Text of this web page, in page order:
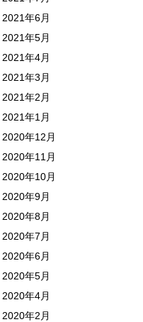
2021年6月
2021年5月
2021年4月
2021年3月
2021年2月
2021年1月
2020年12月
2020年11月
2020年10月
2020年9月
2020年8月
2020年7月
2020年6月
2020年5月
2020年4月
2020年2月